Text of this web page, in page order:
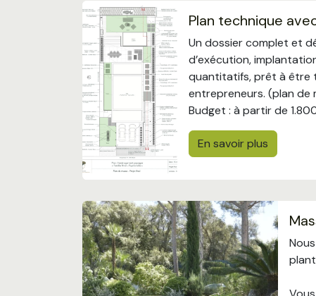
Plan technique
Un dossier complet et
d’exécution,
quantitatifs, prêt à être
entrepreneurs. (plan de
Budget : à partir de
En savoir plus